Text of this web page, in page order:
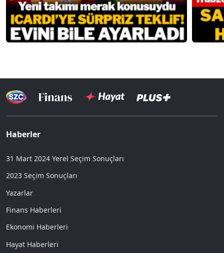
Haberler
31 Mart 2024 Yerel Seçim Sonuçları
2023 Seçim Sonuçları
Yazarlar
Finans Haberleri
Ekonomi Haberleri
Hayat Haberleri